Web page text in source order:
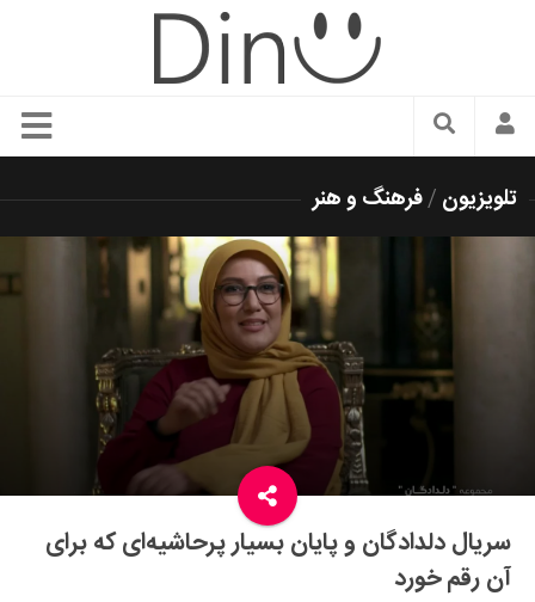
سبک زندگی
شیک پوشی
دکوراسیون و چیدمان
غذا
رستوران گردی
سفر و گردشگری
ایران گردی
جهان گردی
تلویزیون /فرهنگ و هنر
سریال دلدادگان و پایان بسیار پرحاشیه‌ای که برای
آن رقم خورد